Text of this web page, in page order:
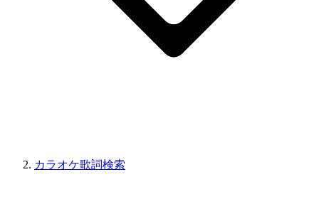
カラオケ歌詞検索